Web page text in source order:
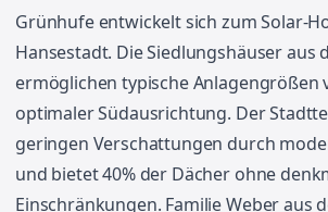
Grünhufe entwickelt sich zum Solar-
Hansestadt. Die Siedlungshäuser aus
ermöglichen typische Anlagengrößen
optimaler Südausrichtung. Der
geringen Verschattungen durch
und bietet 40% der Dächer ohne
Einschränkungen. Familie Weber aus